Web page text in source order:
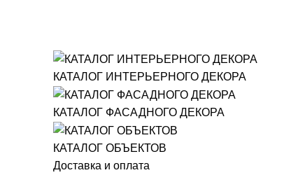
КАТАЛОГ ИНТЕРЬЕРНОГО ДЕКОРА
КАТАЛОГ ФАСАДНОГО ДЕКОРА
КАТАЛОГ ОБЪЕКТОВ
Доставка и оплата